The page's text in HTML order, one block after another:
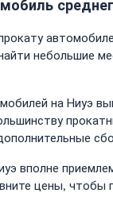
небольшие
на Ниуэ
вполне
цены, чтобы